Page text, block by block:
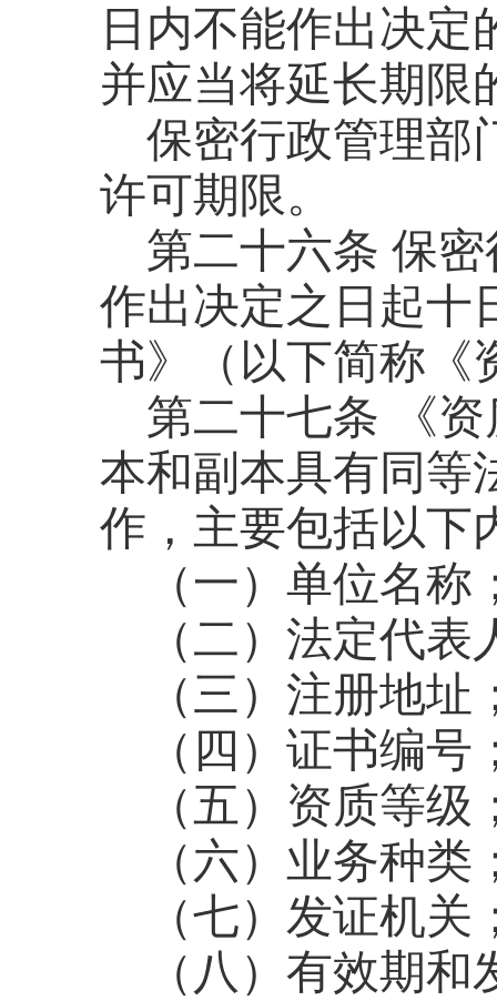
日内不能作出决
并应当将延长期限
保密行政管理部
许可期限。
第二十六条 保密
作出决定之日起十
书》（以下简称《
第二十七条 《
本和副本具有同等
作，主要包括以下
（一）单位名称
（二）法定代表
（三）注册地址
（四）证书编号
（五）资质等级
（六）业务种类
（七）发证机关
（八）有效期